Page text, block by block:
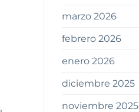
marzo 2026
febrero 2026
enero 2026
diciembre 2025
noviembre 2025